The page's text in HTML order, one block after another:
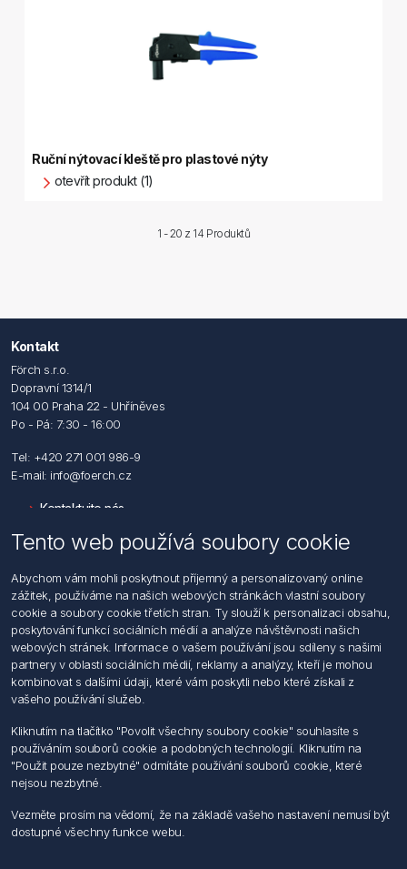
Ruční nýtovací kleště pro plastové nýty
otevřít produkt (1)
1 - 20 z 14 Produktů
Kontakt
Förch s.r.o.
Dopravní 1314/1
104 00 Praha 22 - Uhříněves
Po - Pá: 7:30 - 16:00
Tel: +420 271 001 986-9
E-mail: info@foerch.cz
Kontaktujte nás
Hledat
Dodržování předpisů
Zásady zpracování osobních údajů fyzických osob
Podmínky zasílání elektronických dokumentu
Všeobecné dodací a obchodní podmínky
Informace o nakládaní s elektroodpadem
Můj účet
Můj účet
Objednávky
Adresy
Tento web používá soubory cookie
Abychom vám mohli poskytnout příjemný a personalizovaný online
zážitek, používáme na našich webových stránkách vlastní soubory
cookie a soubory cookie třetích stran. Ty slouží k personalizaci obsahu,
poskytování funkcí sociálních médií a analýze návštěvnosti našich
webových stránek. Informace o vašem používání jsou sdíleny s našimi
partnery v oblasti sociálních médií, reklamy a analýzy, kteří je mohou
kombinovat s dalšími údaji, které vám poskytli nebo které získali z
vašeho používání služeb.
Kliknutím na tlačítko "Povolit všechny soubory cookie" souhlasíte s
používáním souborů cookie a podobných technologií. Kliknutím na
"Použit pouze nezbytné" odmítáte používání souborů cookie, které
nejsou nezbytné.
Vezměte prosím na vědomí, že na základě vašeho nastavení nemusí být
dostupné všechny funkce webu.